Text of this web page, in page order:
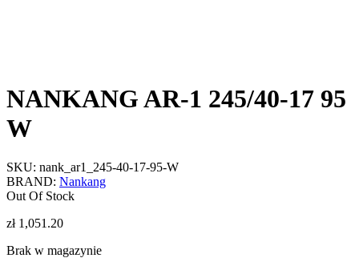
NANKANG AR-1 245/40-17 95
W
SKU: nank_ar1_245-40-17-95-W
BRAND: Nankang
Out Of Stock
zł1,051.20
Brak w magazynie